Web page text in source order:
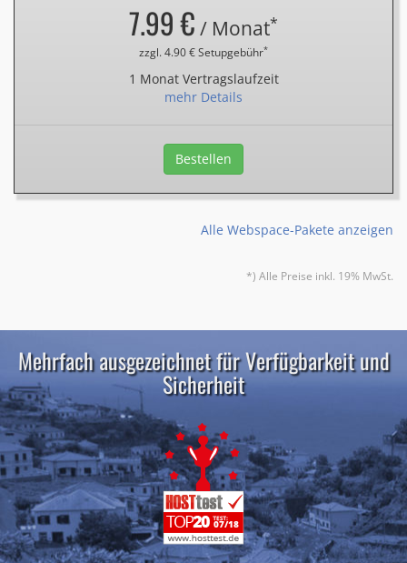
7.99 € / Monat*
zzgl. 4.90 € Setupgebühr*
1 Monat Vertragslaufzeit
mehr Details
Bestellen
Alle Webspace-Pakete anzeigen
*) Alle Preise inkl. 19% MwSt.
Mehrfach ausgezeichnet für Verfügbarkeit und
Sicherheit